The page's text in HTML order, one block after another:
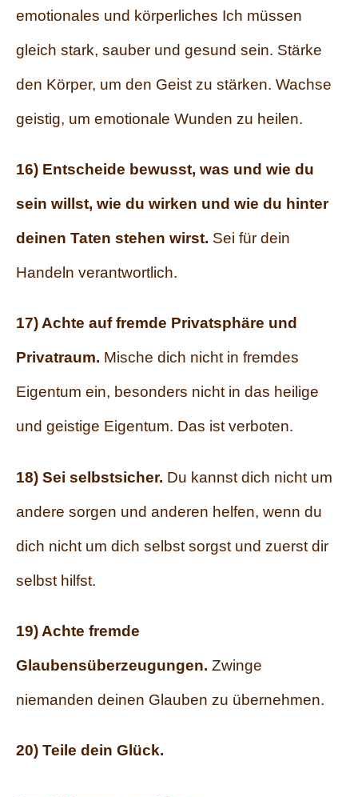
emotionales und körperliches Ich müssen
gleich stark, sauber und gesund sein. Stärke
den Körper, um den Geist zu stärken. Wachse
geistig, um emotionale Wunden zu heilen.
16) Entscheide bewusst, was und wie du
sein willst, wie du wirken und wie du hinter
deinen Taten stehen wirst. Sei für dein
Handeln verantwortlich.
17) Achte auf fremde Privatsphäre und
Privatraum. Mische dich nicht in fremdes
Eigentum ein, besonders nicht in das heilige
und geistige Eigentum. Das ist verboten.
18) Sei selbstsicher. Du kannst dich nicht um
andere sorgen und anderen helfen, wenn du
dich nicht um dich selbst sorgst und zuerst dir
selbst hilfst.
19) Achte fremde
Glaubensüberzeugungen. Zwinge
niemanden deinen Glauben zu übernehmen.
20) Teile dein Glück.